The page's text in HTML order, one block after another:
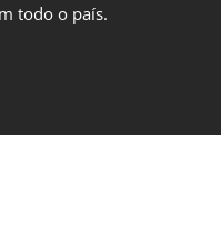
todo o país.